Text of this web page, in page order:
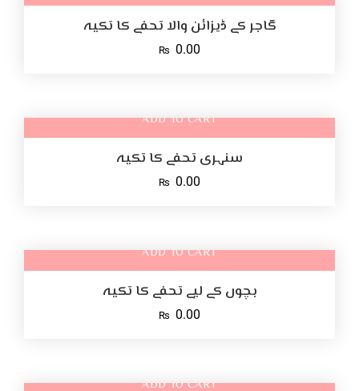
گاجر کے ڈیزائن والا تحفے کا تکیہ
₨ 0.00
ADD TO CART
سنہری تحفے کا تکیہ
₨ 0.00
ADD TO CART
بچوں کے لیے تحفے کا تکیہ
₨ 0.00
ADD TO CART